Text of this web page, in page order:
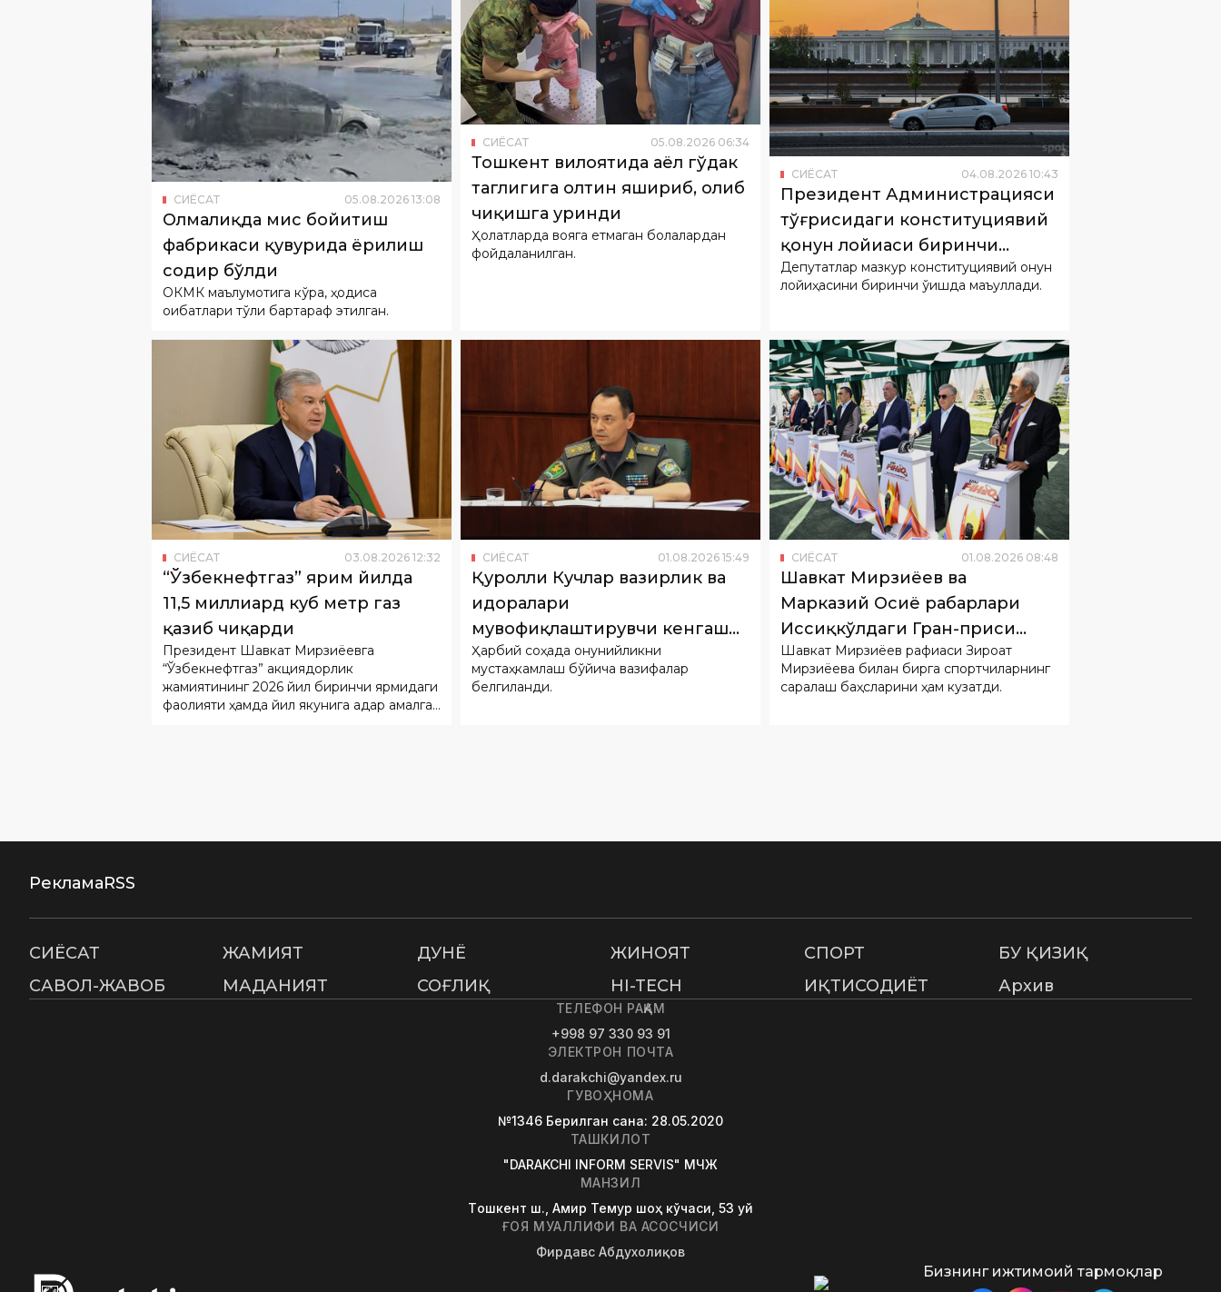
СИËСАТ 05.08.2026 13:08
Олмалиқда мис бойитиш
фабрикаси қувурида ёрилиш
содир бўлди
ОКМК маълумотига кўра, ҳодиса
оқибатлари тўлиқ бартараф этилган.
СИËСАТ 05.08.2026 06 :34
Тошкент вилоятида аёл гўдак
таглигига олтин яшириб, олиб
чиқишга уринди
Ҳолатларда вояга етмаган болалардан
СИËСАТ 04.08.2026 10:43
Президент Администрацияси
тўғрисидаги конституциявий
қонун лойиҳаси биринчи
ўқишда қабул қилинди
Депутатлар мазкур конституциявий қонун
лойиҳасини биринчи ўқишда маъқуллади.
СИËСАТ 03 .08 2026
“Ўзбекнефтгаз” ярим йилда
11,5 миллиард куб метр газ
қазиб чиқарди
Президент Шавкат Мирзиёевга
“Ўзбекнефтгаз” акциядорлик
жамиятининг 2026 йил биринчи ярмидаги
фаолияти ҳамда йил якунига қадар амалга
оширилиши режалаштирилган устувор
вазифалар бўйича ҳисобот берилди.
СИËСАТ 01.08.2026
Қуролли Кучлар вазирлик ва
мувофиқлаштирувчи кенгаши
йиғилиши ўтказилди
Ҳарбий соҳада қонунийликни
белгиланди.
СИËСАТ 01.08.2026 08: 48
Шавкат Мирзиёев ва
Марказий Осиё раҳбарлари
Иссиқкўлдаги Гран-приси
очилишида иштирок этди
Шавкат Мирзиёев рафиқаси Зироат
Мирзиёева билан бирга спортчиларнинг
саралаш баҳсларини ҳам кузатди.
РекламаRSS
СИËСАТ ЖАМИЯТ ДУНË ЖИНОЯТ СПОРТ
БУ ҚИЗИҚ
САВОЛ-ЖАВОБ
МАДАНИЯТ СОҒЛИҚ HI-TECH ИҚТИСОДИЁТ Архив
ТЕЛЕФОН РАҚАМ
+998 97 330 93 91
ЭЛЕКТРОН ПОЧТА
d.darakchi@yandex.ru
ГУВОҲНОМА
№1346 Берилган сана: 28.05.2020
ТАШКИЛОТ
"DARAKCHI INFORM SERVIS" МЧЖ
МАНЗИЛ
Tошкент ш., Амир Темур шоҳ кўчаси, 53 уй
ҒОЯ МУАЛЛИФИ ВА АСОСЧИСИ
Фирдавс Абдухолиқов
Бизнинг ижтимоий тармоқлар